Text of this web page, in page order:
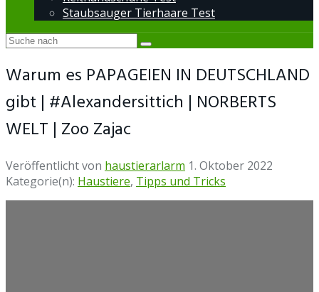
Staubsauger Tierhaare Test
Warum es PAPAGEIEN IN DEUTSCHLAND
gibt | #Alexandersittich | NORBERTS
WELT | Zoo Zajac
Veröffentlicht von haustierarlarm 1. Oktober 2022
Kategorie(n): Haustiere, Tipps und Tricks